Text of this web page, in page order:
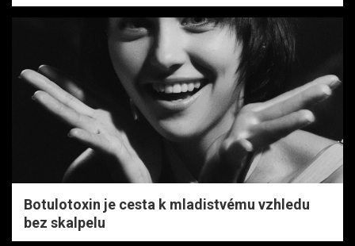
Botulotoxin je cesta k mladistvému vzhledu
bez skalpelu